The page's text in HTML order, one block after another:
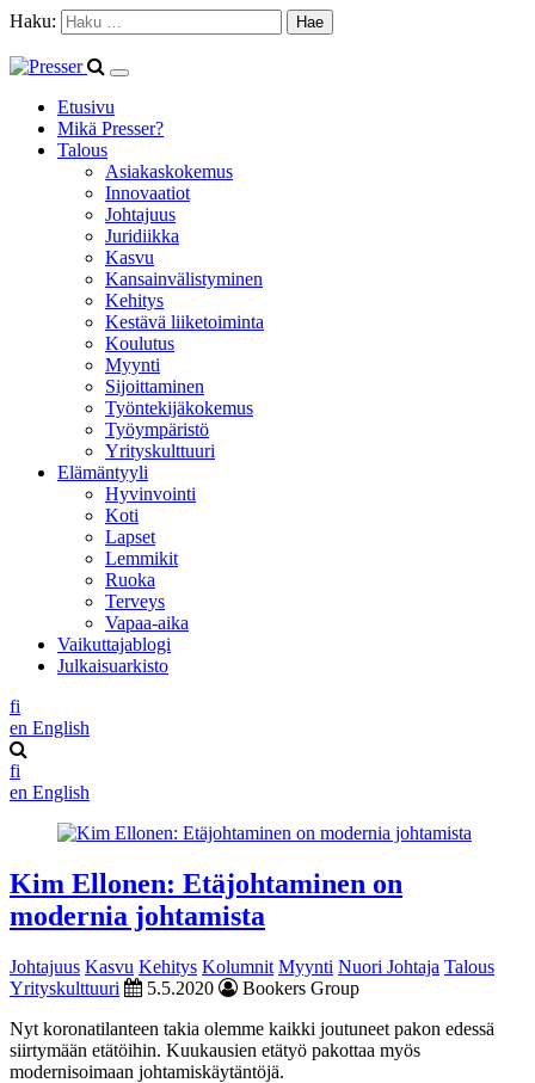
Haku:
Etusivu
Mikä Presser?
Talous
Asiakaskokemus
Innovaatiot
Johtajuus
Juridiikka
Kasvu
Kansainvälistyminen
Kehitys
Kestävä liiketoiminta
Koulutus
Myynti
Sijoittaminen
Työntekijäkokemus
Työympäristö
Yrityskulttuuri
Elämäntyyli
Hyvinvointi
Koti
Lapset
Lemmikit
Ruoka
Terveys
Vapaa-aika
Vaikuttajablogi
Julkaisuarkisto
fi
en English
fi
en English
Kim Ellonen: Etäjohtaminen on
modernia johtamista
Johtajuus Kasvu Kehitys Kolumnit Myynti Nuori Johtaja Talous
Yrityskulttuuri
5.5.2020
Bookers Group
Nyt koronatilanteen takia olemme kaikki joutuneet pakon edessä
siirtymään etätöihin. Kuukausien etätyö pakottaa myös
modernisoimaan johtamiskäytäntöjä.